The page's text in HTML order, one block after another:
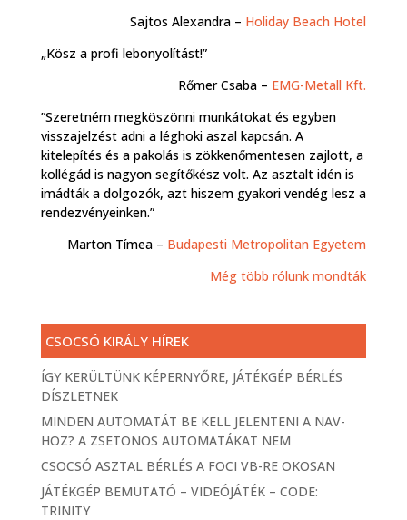
Sajtos Alexandra – Holiday Beach Hotel
„Kösz a profi lebonyolítást!”
Rőmer Csaba – EMG-Metall Kft.
”Szeretném megköszönni munkátokat és egyben
visszajelzést adni a léghoki aszal kapcsán. A
kitelepítés és a pakolás is zökkenőmentesen zajlott, a
kollégád is nagyon segítőkész volt. Az asztalt idén is
imádták a dolgozók, azt hiszem gyakori vendég lesz a
rendezvényeinken.”
Marton Tímea – Budapesti Metropolitan Egyetem
Még több rólunk mondták
CSOCSÓ KIRÁLY HÍREK
ÍGY KERÜLTÜNK KÉPERNYŐRE, JÁTÉKGÉP BÉRLÉS
DÍSZLETNEK
MINDEN AUTOMATÁT BE KELL JELENTENI A NAV-
HOZ? A ZSETONOS AUTOMATÁKAT NEM
CSOCSÓ ASZTAL BÉRLÉS A FOCI VB-RE OKOSAN
JÁTÉKGÉP BEMUTATÓ – VIDEÓJÁTÉK – CODE:
TRINITY